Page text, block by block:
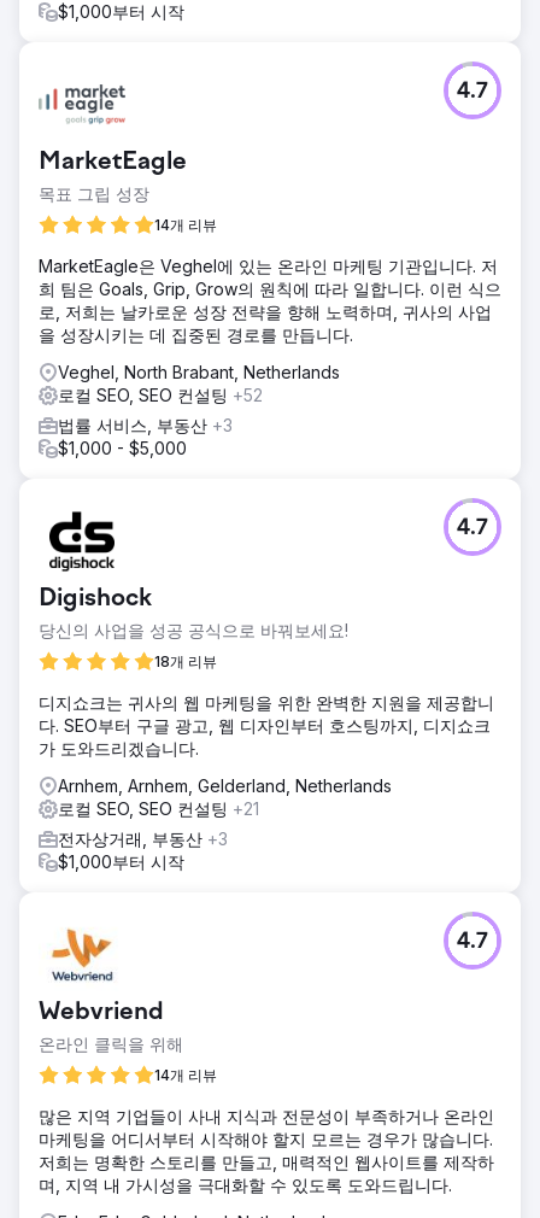
$1,000부터 시작
MarketEagle
목표 그립 성장
14개 리뷰
4.7
MarketEagle은 Veghel에 있는 온라인 마케팅 기관입니다. 저
희 팀은 Goals, Grip, Grow의 원칙에 따라 일합니다. 이런 식으
로, 저희는 날카로운 성장 전략을 향해 노력하며, 귀사의 사업
을 성장시키는 데 집중된 경로를 만듭니다.
Veghel, North Brabant, Netherlands
로컬 SEO, SEO 컨설팅 +52
법률 서비스, 부동산 +3
$1,000 - $5,000
Digishock
당신의 사업을 성공 공식으로 바꿔보세요!
18개 리뷰
4.7
디지쇼크는 귀사의 웹 마케팅을 위한 완벽한 지원을 제공합니
다. SEO부터 구글 광고, 웹 디자인부터 호스팅까지, 디지쇼크
가 도와드리겠습니다.
Arnhem, Arnhem, Gelderland, Netherlands
로컬 SEO, SEO 컨설팅 +21
전자상거래, 부동산 +3
$1,000부터 시작
Webvriend
온라인 클릭을 위해
14개 리뷰
4.7
많은 지역 기업들이 사내 지식과 전문성이 부족하거나 온라인
마케팅을 어디서부터 시작해야 할지 모르는 경우가 많습니다.
저희는 명확한 스토리를 만들고, 매력적인 웹사이트를 제작하
며, 지역 내 가시성을 극대화할 수 있도록 도와드립니다.